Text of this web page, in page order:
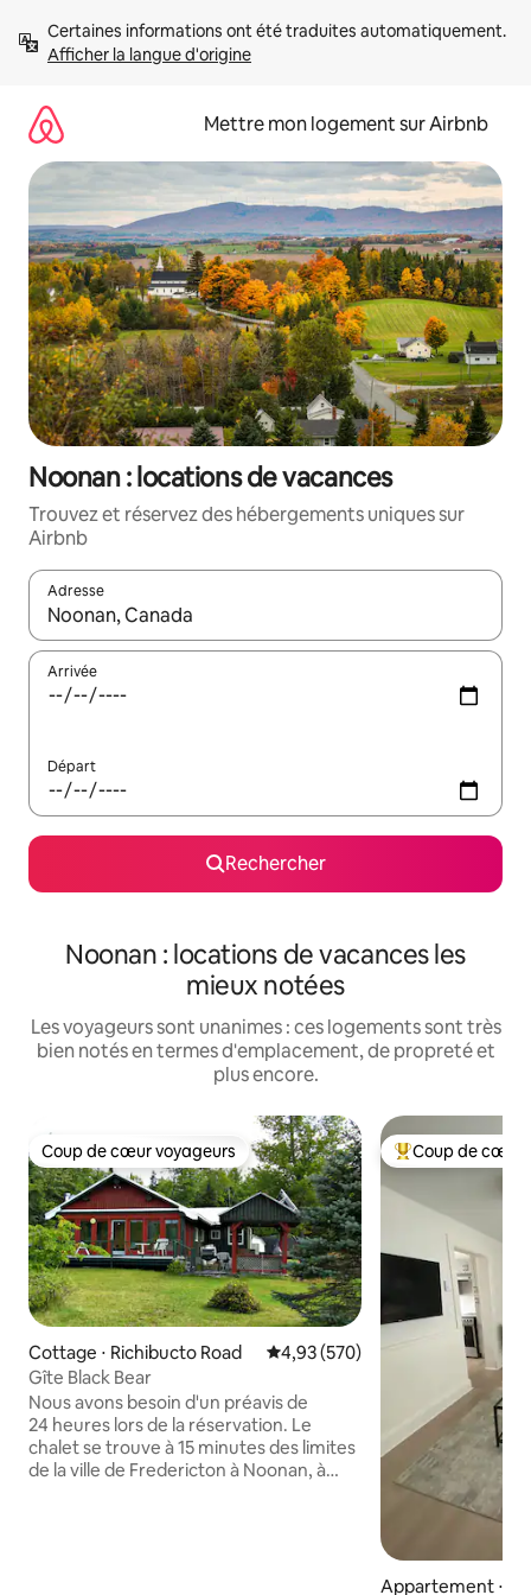
directement
Afficher la langue d'origine
Mettre mon logement sur Airbnb
Noonan : locations de vacances
Trouvez et réservez des hébergements uniques sur
Airbnb
Adresse
Lorsque les résultats s'affichent, utilisez les flèches vers le
Arrivée
Départ
Rechercher
Noonan : locations de vacances les
mieux notées
Les voyageurs sont unanimes : ces logements sont très
bien notés en termes d'emplacement, de propreté et
plus encore.
Coup de cœur voyageurs
Coup de cœur voyageurs
Cottage ⋅ Richibucto Road Évaluation moyenne sur la
4,93 (570)
Gîte Black Bear
Nous avons besoin d'un préavis de
24 heures lors de la réservation. Le
chalet se trouve à 15 minutes des limites
de la ville de Fredericton à Noonan, à
Coups de cœur
Coup de cœur
Appartement ⋅